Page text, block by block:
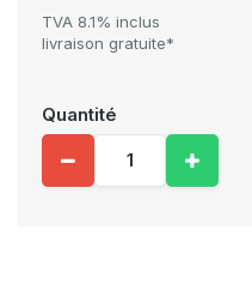
TVA 8.1% inclus
livraison gratuite*
Quantité